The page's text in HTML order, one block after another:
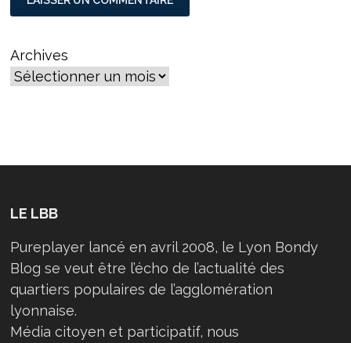
Archives
LE LBB
Pureplayer lancé en avril 2008, le Lyon Bondy
Blog se veut être l’écho de l’actualité des
quartiers populaires de l’agglomération
lyonnaise.
Média citoyen et participatif, nous